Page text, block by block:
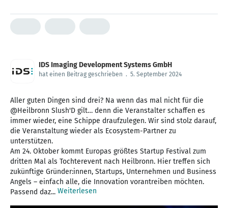
IDS Imaging Development Systems GmbH
hat einen Beitrag geschrieben . 5. September 2024
Aller guten Dingen sind drei? Na wenn das mal nicht für die
@Heilbronn Slush'D gilt… denn die Veranstalter schaffen es
immer wieder, eine Schippe draufzulegen. Wir sind stolz darauf,
die Veranstaltung wieder als Ecosystem-Partner zu
unterstützen.
Am 24. Oktober kommt Europas größtes Startup Festival zum
dritten Mal als Tochterevent nach Heilbronn. Hier treffen sich
zukünftige Gründer:innen, Startups, Unternehmen und Business
Angels – einfach alle, die Innovation vorantreiben möchten.
Passend daz... Weiterlesen